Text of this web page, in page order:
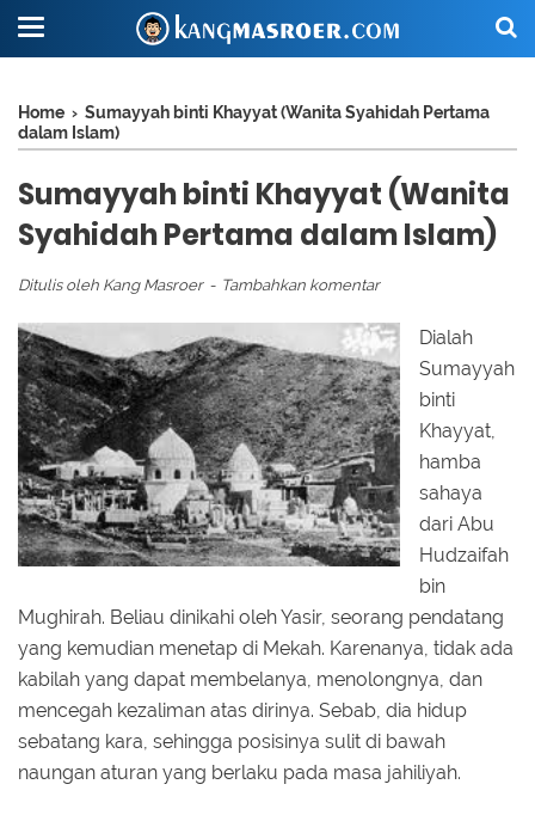
Home › Sumayyah binti Khayyat (Wanita Syahidah Pertama
dalam Islam)
Sumayyah binti Khayyat (Wanita
Syahidah Pertama dalam Islam)
Ditulis oleh Kang Masroer Tambahkan komentar
Dialah
Sumayyah
binti
Khayyat,
hamba
sahaya
dari Abu
Hudzaifah
bin
Mughirah. Beliau dinikahi oleh Yasir, seorang pendatang
yang kemudian menetap di Mekah. Karenanya, tidak ada
kabilah yang dapat membelanya, menolongnya, dan
mencegah kezaliman atas dirinya. Sebab, dia hidup
sebatang kara, sehingga posisinya sulit di bawah
naungan aturan yang berlaku pada masa jahiliyah.